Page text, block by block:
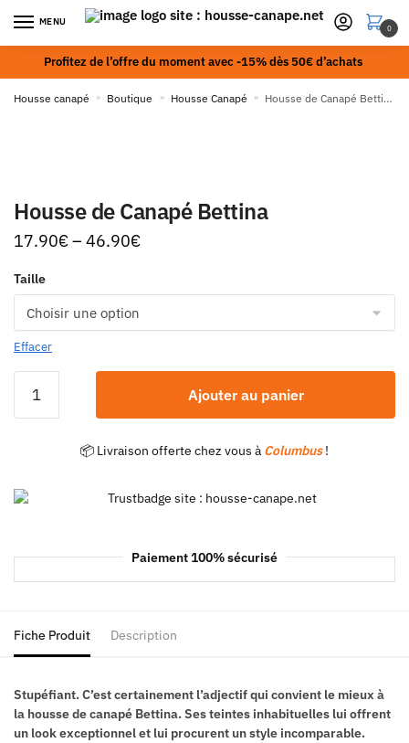
MENU
0
Profitez de l’offre du moment avec -15% dès 50€ d’achats
Housse canapé » Boutique » Housse Canapé » Housse de Canapé Bettina
Housse de Canapé Bettina
17.90€– 46.90€
Taille
Effacer
Ajouter au panier
📦 Livraison offerte chez vous à Columbus!
Paiement 100% sécurisé
Fiche Produit Description
Stupéfiant. C’est certainement l’adjectif qui convient le mieux à
la housse de canapé Bettina. Ses teintes inhabituelles lui offrent
un look exceptionnel et lui procurent un style incomparable.